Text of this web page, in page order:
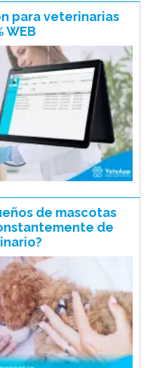
para veterinarias
WEB
de mascotas
de